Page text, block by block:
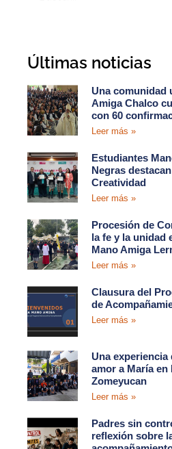
Últimas noticias
Una comunidad
Amiga Chalco
con 60
Leer más »
Estudiantes
Negras
Creatividad
Leer más »
Procesión de
la fe y la unidad
Mano Amiga
Leer más »
Clausura del
de
Leer más »
Una experiencia
amor a María en
Zomeyucan
Leer más »
Padres sin
reflexión sobre